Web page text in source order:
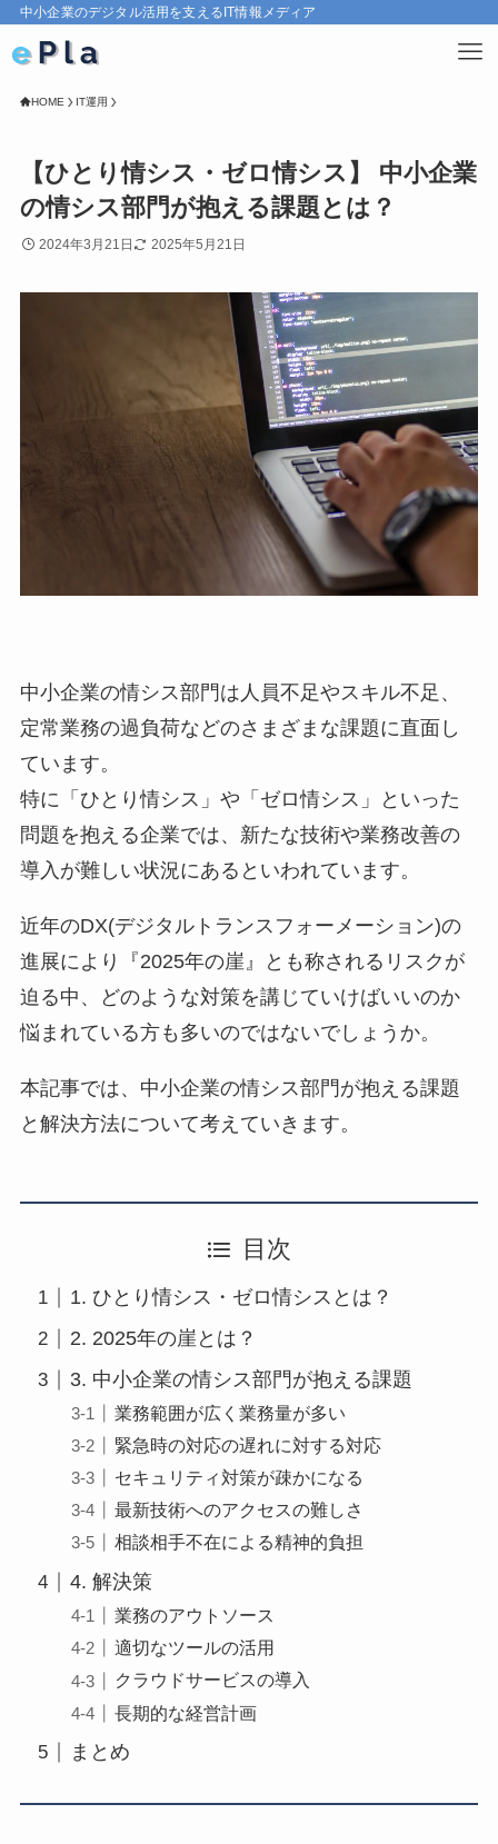
中小企業のデジタル活用を支えるIT情報メディア
HOME IT運用
【ひとり情シス・ゼロ情シス】 中小企業
の情シス部門が抱える課題とは？
2024年3月21日 2025年5月21日
中小企業の情シス部門は人員不足やスキル不足、
定常業務の過負荷などのさまざまな課題に直面し
ています。
特に「ひとり情シス」や「ゼロ情シス」といった
問題を抱える企業では、新たな技術や業務改善の
導入が難しい状況にあるといわれています。
近年のDX(デジタルトランスフォーメーション)の
進展により『2025年の崖』とも称されるリスクが
迫る中、どのような対策を講じていけばいいのか
悩まれている方も多いのではないでしょうか。
本記事では、中小企業の情シス部門が抱える課題
と解決方法について考えていきます。
目次
1. ひとり情シス・ゼロ情シスとは？
2. 2025年の崖とは？
3. 中小企業の情シス部門が抱える課題
業務範囲が広く業務量が多い
緊急時の対応の遅れに対する対応
セキュリティ対策が疎かになる
最新技術へのアクセスの難しさ
相談相手不在による精神的負担
4. 解決策
業務のアウトソース
適切なツールの活用
クラウドサービスの導入
長期的な経営計画
まとめ